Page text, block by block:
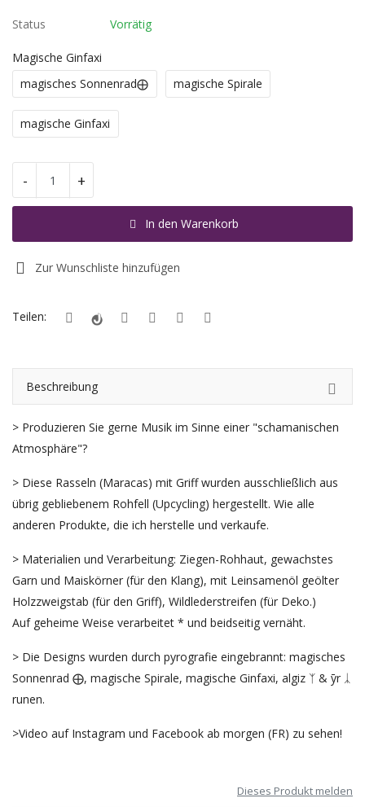
Blog
Was ist PanterZONE?
Anmeldung
Registrieren
Standort
EUR (€)
Status Vorrätig
Magische Ginfaxi
magisches Sonnenrad⨁
magische Spirale
magische Ginfaxi
- +
In den Warenkorb
Zur Wunschliste hinzufügen
Teilen:
Beschreibung
> Produzieren Sie gerne Musik im Sinne einer "schamanischen
Atmosphäre"?
> Diese Rasseln (Maracas) mit Griff wurden ausschließlich aus
übrig gebliebenem Rohfell (Upcycling) hergestellt. Wie alle
anderen Produkte, die ich herstelle und verkaufe.
> Materialien und Verarbeitung: Ziegen-Rohhaut, gewachstes
Garn und Maiskörner (für den Klang), mit Leinsamenöl geölter
Holzzweigstab (für den Griff), Wildlederstreifen (für Deko.)
Auf geheime Weise verarbeitet * und beidseitig vernäht.
> Die Designs wurden durch pyrografie eingebrannt: magisches
Sonnenrad ⨁, magische Spirale, magische Ginfaxi, algiz ᛉ & ȳr ᛣ
runen.
>Video auf Instagram und Facebook ab morgen (FR) zu sehen!
Dieses Produkt melden